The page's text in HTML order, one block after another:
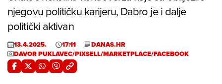
njegovu političku karijeru, Dabro je i dalje
politički aktivan
13.4.2025. 17:11
DANAS.HR
DAVOR PUKLAVEC/PIXSELL/MARKETPLACE/FACEBOOK